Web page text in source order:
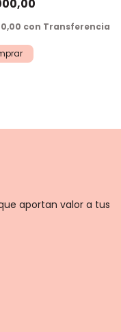
con Transferencia
aportan valor a tus